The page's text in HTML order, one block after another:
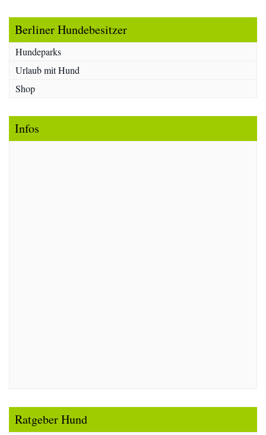
Berliner Hundebesitzer
Hundeparks
Urlaub mit Hund
Shop
Infos
Ratgeber Hund